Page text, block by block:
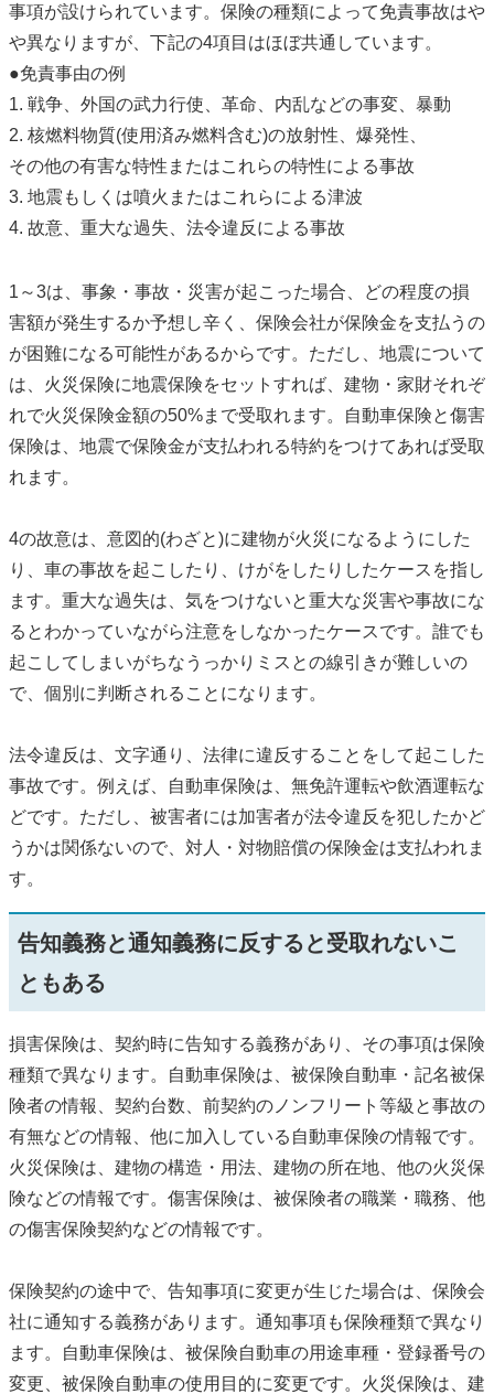
事項が設けられています。保険の種類によって免責事故はや
や異なりますが、下記の4項目はほぼ共通しています。
●免責事由の例
1. 戦争、外国の武力行使、革命、内乱などの事変、暴動
2. 核燃料物質(使用済み燃料含む)の放射性、爆発性、
その他の有害な特性またはこれらの特性による事故
3. 地震もしくは噴火またはこれらによる津波
4. 故意、重大な過失、法令違反による事故
1～3は、事象・事故・災害が起こった場合、どの程度の損
害額が発生するか予想し辛く、保険会社が保険金を支払うの
が困難になる可能性があるからです。ただし、地震について
は、火災保険に地震保険をセットすれば、建物・家財それぞ
れで火災保険金額の50%まで受取れます。自動車保険と傷害
保険は、地震で保険金が支払われる特約をつけてあれば受取
れます。
4の故意は、意図的(わざと)に建物が火災になるようにした
り、車の事故を起こしたり、けがをしたりしたケースを指し
ます。重大な過失は、気をつけないと重大な災害や事故にな
るとわかっていながら注意をしなかったケースです。誰でも
起こしてしまいがちなうっかりミスとの線引きが難しいの
で、個別に判断されることになります。
法令違反は、文字通り、法律に違反することをして起こした
事故です。例えば、自動車保険は、無免許運転や飲酒運転な
どです。ただし、被害者には加害者が法令違反を犯したかど
うかは関係ないので、対人・対物賠償の保険金は支払われま
す。
告知義務と通知義務に反すると受取れないこ
ともある
損害保険は、契約時に告知する義務があり、その事項は保険
種類で異なります。自動車保険は、被保険自動車・記名被保
険者の情報、契約台数、前契約のノンフリート等級と事故の
有無などの情報、他に加入している自動車保険の情報です。
火災保険は、建物の構造・用法、建物の所在地、他の火災保
険などの情報です。傷害保険は、被保険者の職業・職務、他
の傷害保険契約などの情報です。
保険契約の途中で、告知事項に変更が生じた場合は、保険会
社に通知する義務があります。通知事項も保険種類で異なり
ます。自動車保険は、被保険自動車の用途車種・登録番号の
変更、被保険自動車の使用目的に変更です。火災保険は、建